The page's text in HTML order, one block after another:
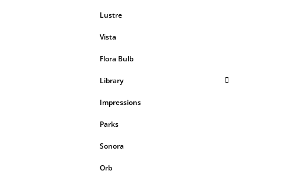
Lustre
Vista
Flora Bulb
Library
Impressions
Parks
Sonora
Orb